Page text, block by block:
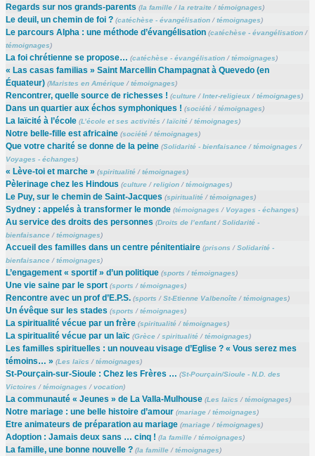
Regards sur nos grands-parents (la famille/la retraite/témoignages)
Le deuil, un chemin de foi ? (catéchèse - évangélisation/témoignages)
Le parcours Alpha : une méthode d’évangélisation (catéchèse - évangélisation/
témoignages)
La foi chrétienne se propose… (catéchèse - évangélisation/témoignages)
« Las casas familias » Saint Marcellin Champagnat à Quevedo (en
Équateur) (Maristes en Amérique/témoignages)
Rencontrer, quelle source de richesses ! (culture/Inter-religieux/témoignages)
Dans un quartier aux échos symphoniques ! (société/témoignages)
La laïcité à l’école (L’école et ses activités /laïcité/témoignages)
Notre belle-fille est africaine (société/témoignages)
Que votre charité se donne de la peine (Solidarité - bienfaisance/témoignages /
Voyages - échanges)
« Lève-toi et marche » (spiritualité/témoignages)
Pèlerinage chez les Hindous (culture/religion/témoignages)
Le Puy, sur le chemin de Saint-Jacques (spiritualité/témoignages)
Sydney : appelés à transformer le monde (témoignages / Voyages - échanges)
Au service des droits des personnes (Droits de l’enfant/Solidarité -
bienfaisance/témoignages)
Accueil des familles dans un centre pénitentiaire (prisons /Solidarité -
bienfaisance/témoignages)
L’engagement « sportif » d’un politique (sports /témoignages)
Une vie saine par le sport (sports /témoignages)
Rencontre avec un prof d’E.P.S. (sports /St-Etienne Valbenoîte/témoignages)
Un évêque sur les stades (sports /témoignages)
La spiritualité vécue par un frère (spiritualité/témoignages)
La spiritualité vécue par un laïc (Grèce/spiritualité/témoignages)
Les familles spirituelles : un nouveau visage d’Eglise ? « Vous serez mes
témoins… » (Les laïcs /témoignages)
St-Pourçain-sur-Sioule : Chez les Frères … (St-Pourçain/Sioule - N.D. des
Victoires /témoignages /vocation)
La communauté « Jeunes » de La Valla-Mulhouse (Les laïcs /témoignages)
Notre mariage : une belle histoire d’amour (mariage/témoignages)
Etre animateurs de préparation au mariage (mariage/témoignages)
Adoption : Jamais deux sans … cinq ! (la famille/témoignages)
La famille, une bonne nouvelle ? (la famille/témoignages)